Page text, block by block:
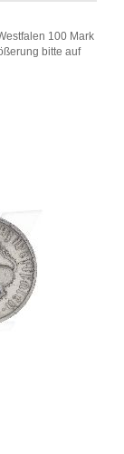
100 Mark
bitte auf